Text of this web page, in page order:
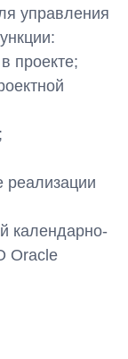
управления
проекте;
реализации
календарно-
Oracle